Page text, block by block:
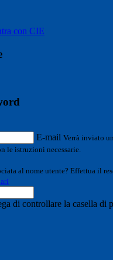
con CIE
E-mail Verrà inviato
le istruzioni necessarie.
al nome utente? Effettua il
di controllare la casella di